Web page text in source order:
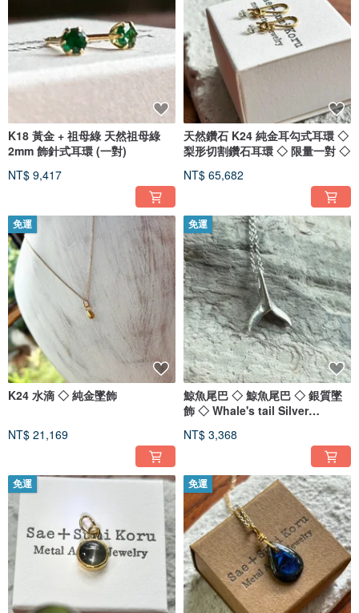
K18 黃金 + 祖母綠 天然祖母綠
2mm 飾針式耳環 (一對)
NT$ 9,417
天然鑽石 K24 純金耳勾式耳環 ◇
梨形切割鑽石耳環 ◇ 限量一對 ◇
NT$ 65,682
免運
K24 水滴 ◇ 純金墜飾
NT$ 21,169
免運
鯨魚尾巴 ◇ 鯨魚尾巴 ◇ 銀質墜
飾 ◇ Whale's tail Silver
NT$ 3,368
免運 免運